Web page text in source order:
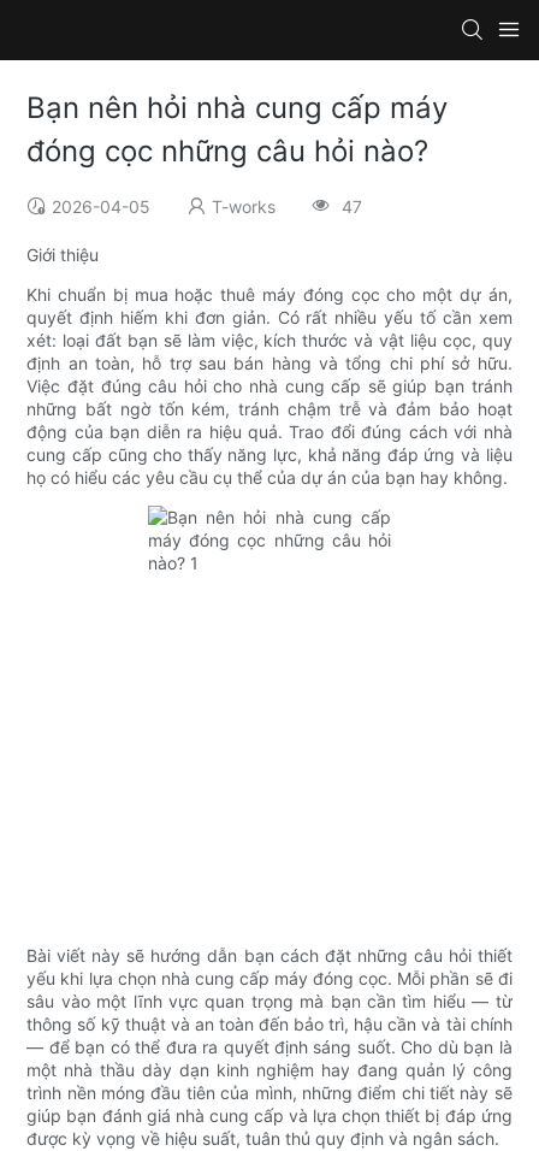
Bạn nên hỏi nhà cung cấp máy
đóng cọc những câu hỏi nào?
2026-04-05 T-works 47
Giới thiệu
Khi chuẩn bị mua hoặc thuê máy đóng cọc cho một dự án,
quyết định hiếm khi đơn giản. Có rất nhiều yếu tố cần xem
xét: loại đất bạn sẽ làm việc, kích thước và vật liệu cọc, quy
định an toàn, hỗ trợ sau bán hàng và tổng chi phí sở hữu.
Việc đặt đúng câu hỏi cho nhà cung cấp sẽ giúp bạn tránh
những bất ngờ tốn kém, tránh chậm trễ và đảm bảo hoạt
động của bạn diễn ra hiệu quả. Trao đổi đúng cách với nhà
cung cấp cũng cho thấy năng lực, khả năng đáp ứng và liệu
họ có hiểu các yêu cầu cụ thể của dự án của bạn hay không.
Bài viết này sẽ hướng dẫn bạn cách đặt những câu hỏi thiết
yếu khi lựa chọn nhà cung cấp máy đóng cọc. Mỗi phần sẽ đi
sâu vào một lĩnh vực quan trọng mà bạn cần tìm hiểu — từ
thông số kỹ thuật và an toàn đến bảo trì, hậu cần và tài chính
— để bạn có thể đưa ra quyết định sáng suốt. Cho dù bạn là
một nhà thầu dày dạn kinh nghiệm hay đang quản lý công
trình nền móng đầu tiên của mình, những điểm chi tiết này sẽ
giúp bạn đánh giá nhà cung cấp và lựa chọn thiết bị đáp ứng
được kỳ vọng về hiệu suất, tuân thủ quy định và ngân sách.